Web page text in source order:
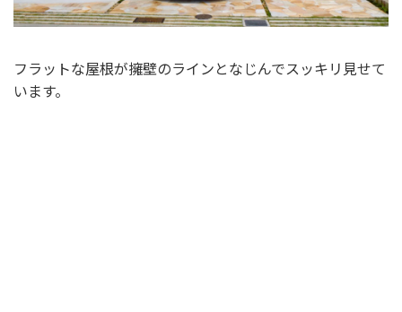
フラットな屋根が擁壁のラインとなじんでスッキリ見せて
います。